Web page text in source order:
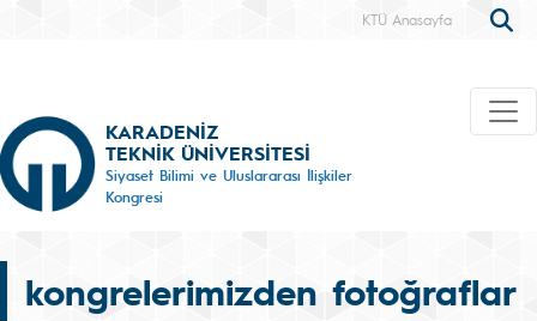
KTÜ Anasayfa
KARADENİZ
TEKNİK ÜNİVERSİTESİ
Siyaset Bilimi ve Uluslararası İlişkiler
Kongresi
kongrelerimizden fotoğraflar